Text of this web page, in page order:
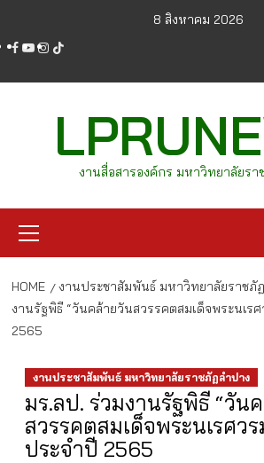
content
8 สิงหาคม 2026
facebook
youtube
instagram
tiktok
งานสื่อสารองค์กร มหาวิทยาลัยรา
Menu
HOME งานประชาสัมพันธ์ มหาวิทยาลัยราชภั
งานรัฐพิธี “วันคล้ายวันสวรรคตสมเด็จพระนเร
2565
งานประชาสัมพันธ์ มหาวิทยาลัยราชภัฏลำปาง
มร.ลป. ร่วมงานรัฐพิธี “วัน
สวรรคตสมเด็จพระนเรศว
ประจำปี 2565